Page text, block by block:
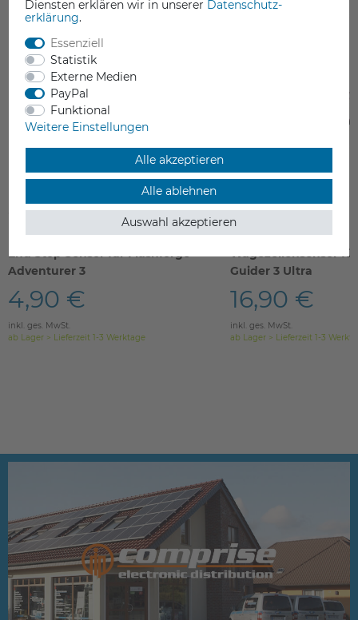
End Stop Sensor für Flashforge
Adventurer 3
4,90 €
inkl. ges. MwSt.
ab Lager > Lieferzeit 1-3 Werktage
Wägezellensensor
Guider 3 Ultra
16,90 €
inkl. ges. MwSt.
ab Lager > Lieferzeit 1-3
Diensten erklären wir in unserer Daten­schutz­
erklärung.
Essenziell
Statistik
Externe Medien
PayPal
Funktional
Weitere Einstellungen
Alle akzeptieren
Alle ablehnen
Auswahl akzeptieren